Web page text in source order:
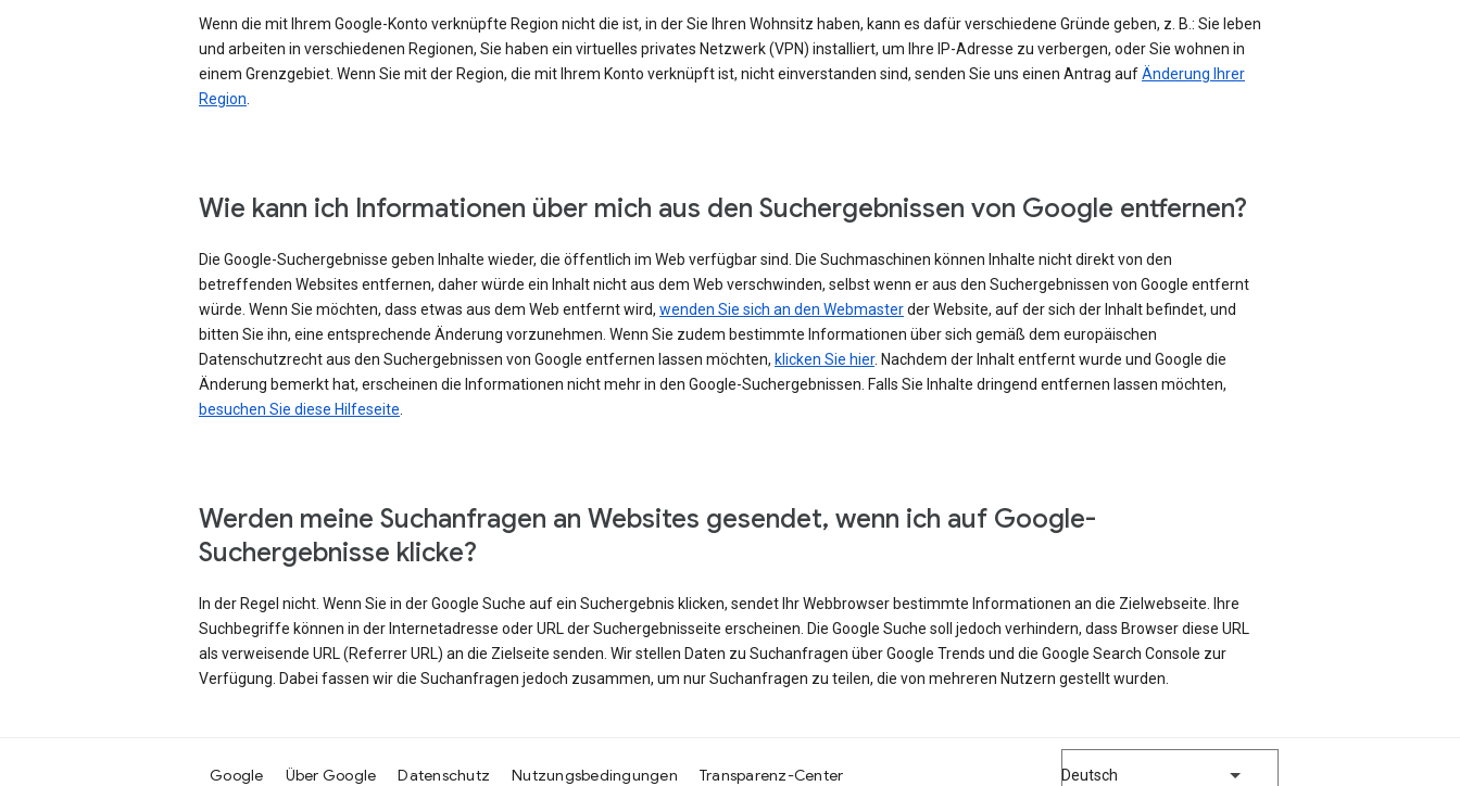
Wenn die mit Ihrem Google-Konto verknüpfte Region nicht die ist, in der Sie Ihren Wohnsitz haben, kann es dafür verschiedene Gründe geben, z. B.: Sie leben
und arbeiten in verschiedenen Regionen, Sie haben ein virtuelles privates Netzwerk (VPN) installiert, um Ihre IP-Adresse zu verbergen, oder Sie wohnen in
einem Grenzgebiet. Wenn Sie mit der Region, die mit Ihrem Konto verknüpft ist, nicht einverstanden sind, senden Sie uns einen Antrag aufÄnderung Ihrer
Region
Wie kann ich Informationen über mich aus den Suchergebnissen von Google entfernen?
Die Google-Suchergebnisse geben Inhalte wieder, die öffentlich im Web verfügbar sind. Die Suchmaschinen können Inhalte nicht direkt von den
betreffenden Websites entfernen, daher würde ein Inhalt nicht aus dem Web verschwinden, selbst wenn er aus den Suchergebnissen von Google entfernt
würde. Wenn Sie möchten, dass etwas aus dem Web entfernt wird, wenden Sie sich an den Webmasterder Website, auf der sich der Inhalt befindet, und
bitten Sie ihn, eine entsprechende Änderung vorzunehmen. Wenn Sie zudem bestimmte Informationen über sich gemäß dem europäischen
Datenschutzrecht aus den Suchergebnissen von Google entfernen lassen möchten, klicken Sie hier. Nachdem der Inhalt entfernt wurde und Google die
Änderung bemerkt hat, erscheinen die Informationen nicht mehr in den Google-Suchergebnissen. Falls Sie Inhalte dringend entfernen lassen möchten,
besuchen Sie diese Hilfeseite
Werden meine Suchanfragen an Websites gesendet, wenn ich auf Google-
Suchergebnisse klicke?
In der Regel nicht. Wenn Sie in der Google Suche auf ein Suchergebnis klicken, sendet Ihr Webbrowser bestimmte Informationen an die Zielwebseite. Ihre
Suchbegriffe können in der Internetadresse oder URL der Suchergebnisseite erscheinen. Die Google Suche soll jedoch verhindern, dass Browser diese URL
als verweisende URL (Referrer URL) an die Zielseite senden. Wir stellen Daten zu Suchanfragen über Google Trends und die Google Search Console zur
Verfügung. Dabei fassen wir die Suchanfragen jedoch zusammen, um nur Suchanfragen zu teilen, die von mehreren Nutzern gestellt wurden.
Google Über Google Datenschutz Nutzungsbedingungen Transparenz-Center Deutsch